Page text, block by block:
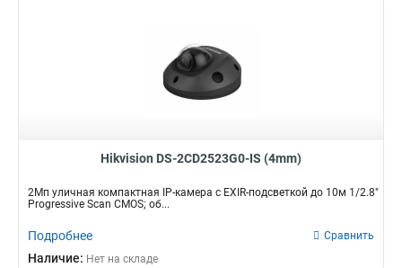
Hikvision DS-2CD2523G0-IS (4mm)
2Мп уличная компактная IP-камера с EXIR-подсветкой до 10м 1/2.8"
Progressive Scan CMOS; об...
Подробнее Сравнить
Наличие: Нет на складе